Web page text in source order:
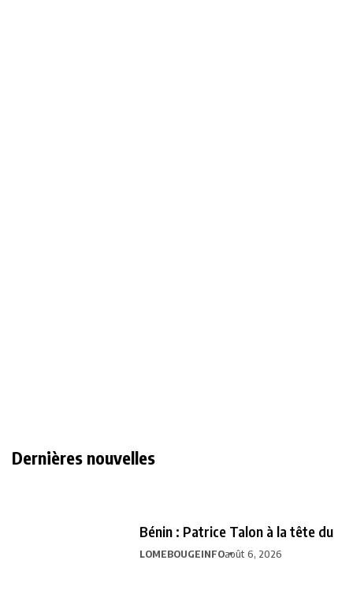
Dernières nouvelles
Bénin : Patrice Talon à la tête du
LOMEBOUGEINFOaoût 6, 2026